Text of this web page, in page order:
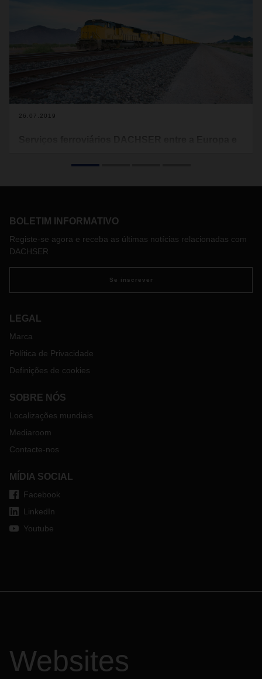
26.07.2019
principais locais econômicos da Europa.
BOLETIM INFORMATIVO
Registe-se agora e receba as últimas notícias relacionadas com
DACHSER
Se inscrever
LEGAL
Marca
Política de Privacidade
Definições de cookies
SOBRE NÓS
Localizações mundiais
Mediaroom
Contacte-nos
MÍDIA SOCIAL
Facebook
LinkedIn
Youtube
Websites